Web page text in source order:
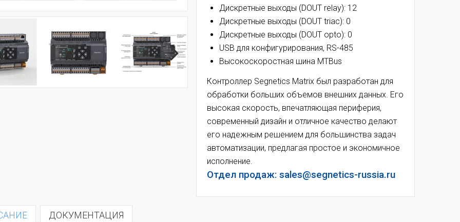
Дискретные выходы (DOUT relay): 12
Дискретные выходы (DOUT triac): 0
Дискретные выходы (DOUT opto): 0
USB для конфигурирования, RS-485
Высокоскоростная шина MTBus
Контроллер Segnetics Matrix был разработан для
обработки больших объемов внешних данных. Его
высокая скорость, впечатляющая периферия,
современный дизайн и отличное качество делают
его надежным решением для большинства задач
автоматизации, предлагая простое и экономичное
исполнение.
Отдел продаж: sales@segnetics-russia.ru
ДОКУМЕНТАЦИЯ